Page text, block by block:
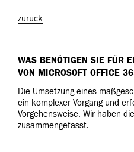
zurück
WAS BENÖTIGEN SIE FÜR
VON MICROSOFT OFFICE
Die Umsetzung eines
ein komplexer Vorgang und
Vorgehensweise. Wir haben
zusammengefasst.